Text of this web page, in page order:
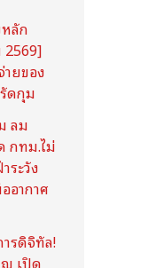
ลัก
2569]
ายของ
ดกุม
ลม
กทม.ไม่
ระวัง
อากาศ
รดิจิทัล!
เปิด